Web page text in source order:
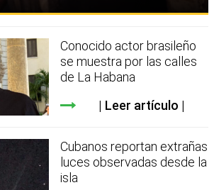
Conocido actor brasileño
se muestra por las calles
de La Habana
Leer artículo
Cubanos reportan extrañas
luces observadas desde la
isla